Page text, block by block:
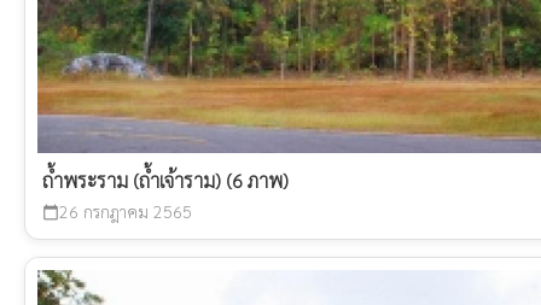
ถ้ำพระราม (ถ้ำเจ้าราม) (6 ภาพ)
calendar_today26 กรกฎาคม 2565